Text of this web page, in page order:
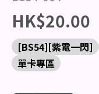
HK$20.00
[BS54][紫電一閃]
單卡專區